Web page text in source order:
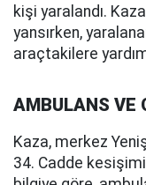
kişi yaralandı.
yansırken,
araçtakilere
AMBULANS VE
Kaza, merkez
34. Cadde